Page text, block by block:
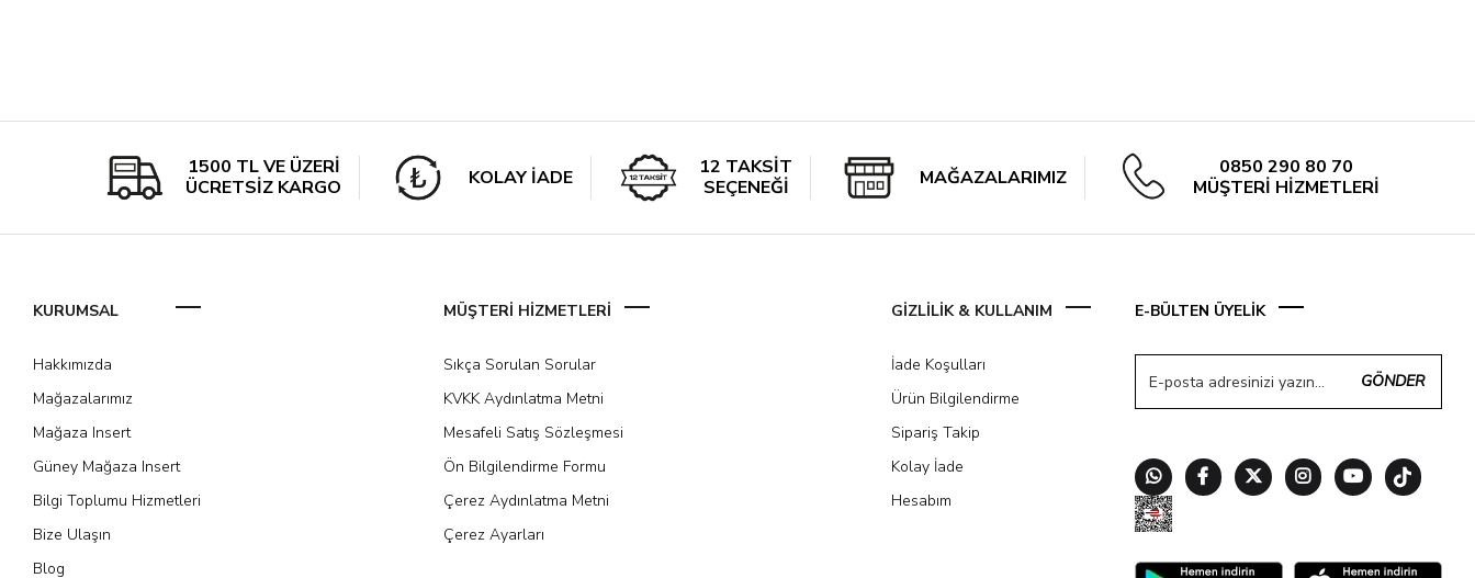
1500 TL VE ÜZERİ
ÜCRETSİZ KARGO
KOLAY İADE
12 TAKSİT
SEÇENEĞİ
MAĞAZALARIMIZ
0850 290 80 70
MÜŞTERİ HİZMETLERİ
KURUMSAL
Hakkımızda
Mağazalarımız
Mağaza Insert
Güney Mağaza Insert
Bilgi Toplumu Hizmetleri
Bize Ulaşın
Blog
MÜŞTERİ HİZMETLERİ
Sıkça Sorulan Sorular
KVKK Aydınlatma Metni
Mesafeli Satış Sözleşmesi
Ön Bilgilendirme Formu
Çerez Aydınlatma Metni
Çerez Ayarları
GİZLİLİK & KULLANIM
İade Koşulları
Ürün Bilgilendirme
Sipariş Takip
Kolay İade
Hesabım
E-BÜLTEN ÜYELİK
GÖNDER